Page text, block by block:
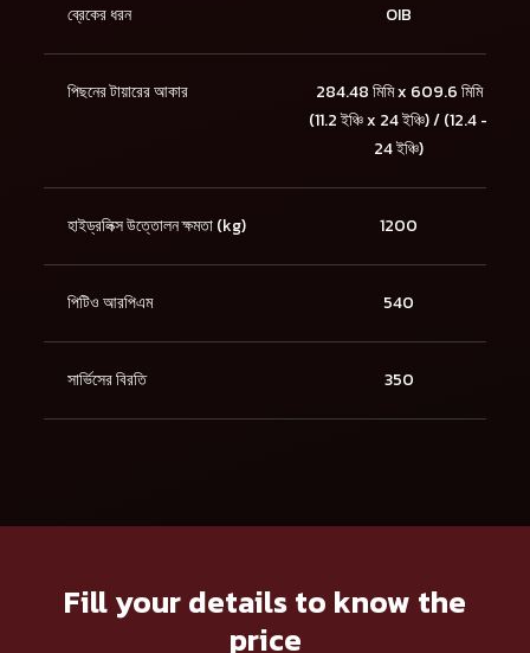
ব্রেকের ধরন OIB
পিছনের টায়ারের আকার
284.48 মিমি x 609.6 মিমি
(11.2 ইঞ্চি x 24 ইঞ্চি) / (12.4 -
24 ইঞ্চি)
হাইড্রলিক্স উত্তোলন ক্ষমতা (kg) 1200
পিটিও আরপিএম 540
সার্ভিসের বিরতি 350
Fill your details to know the
price